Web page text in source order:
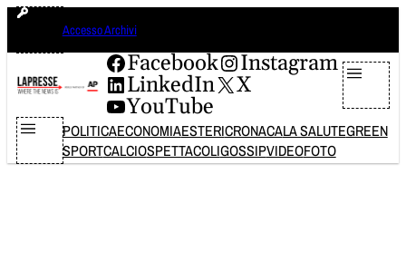
Vai
contenuto
Accesso Archivi
Facebook
Instagram
LinkedIn
X
YouTube
POLITICAECONOMIAESTERICRONACALA SALUTEGREEN
SPORTCALCIOSPETTACOLIGOSSIPVIDEOFOTO